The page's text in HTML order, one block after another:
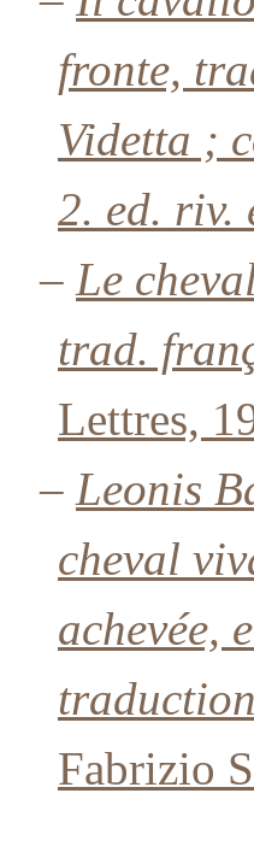
fronte,
Videtta ;
2. ed. riv.
– Le
trad.
Lettres,
– Leonis
cheval
achevée,
Fabrizio